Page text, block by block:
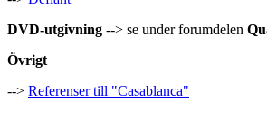
DVD-utgivning --> se under forumdelen
Övrigt
--> Referenser till "Casablanca"